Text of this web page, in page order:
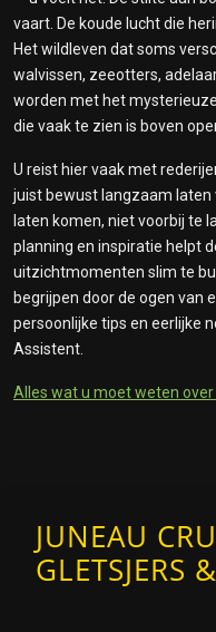
vaart. De koude lucht die
Het wildleven dat soms
walvissen, zeeotters,
worden met het
die vaak te zien is boven
U reist hier vaak met
juist bewust langzaam laten
laten komen, niet voorbij te
planning en inspiratie helpt
uitzicht­momenten slim te
begrijpen door de ogen van
persoonlijke tips en eerlijke
Assistent.
Alles wat u moet weten
JUNEAU
GLETSJERS